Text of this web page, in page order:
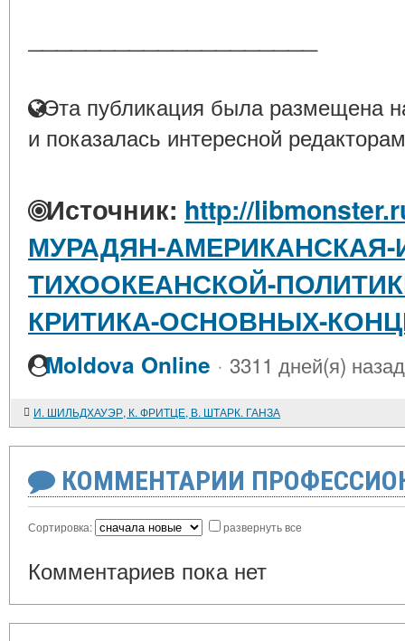
Эта публикация была размещена
и показалась интересной
Источник: http://
МУРАДЯН-
ТИХООКЕАНСКОЙ-
КРИТИКА-ОСНОВНЫХ-
Moldova Online · 3311 дней(я) назад
И. ШИЛЬДХАУЭР, К. ФРИТЦЕ, В. ШТАРК. ГАНЗА
КОММЕНТАРИИ
Сортировка: развернуть все
Комментариев пока нет